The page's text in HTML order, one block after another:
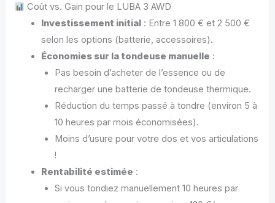
Coût vs. Gain pour le LUBA 3 AWD
Investissement initial : Entre 1 800 € et 2 500 €
selon les options (batterie, accessoires).
Économies sur la tondeuse manuelle :
Pas besoin d’acheter de l’essence ou de
recharger une batterie de tondeuse thermique.
Réduction du temps passé à tondre (environ 5 à
10 heures par mois économisées).
Moins d’usure pour votre dos et vos articulations
!
Rentabilité estimée :
Si vous tondiez manuellement 10 heures par